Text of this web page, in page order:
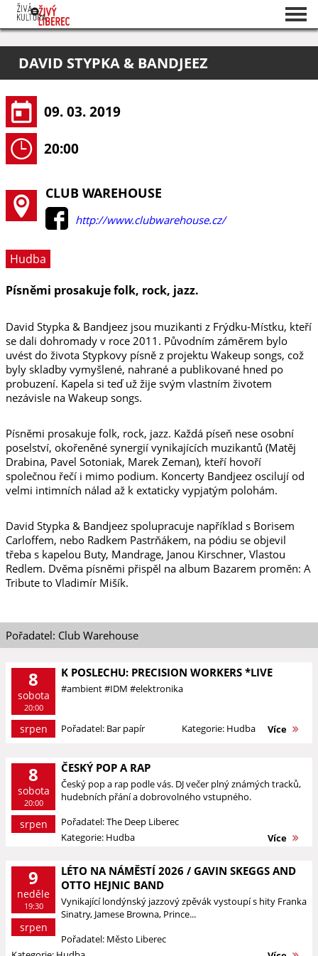
O projektu
Pořadatelé
DAVID STYPKA & BANDJEEZ
09. 03. 2019
20:00
CLUB WAREHOUSE
http://www.clubwarehouse.cz/
Hudba
Písněmi prosakuje folk, rock, jazz.
David Stypka & Bandjeez jsou muzikanti z Frýdku-Místku, kteří
se dali dohromady v roce 2011. Původním záměrem bylo
uvést do života Stypkovy písně z projektu Wakeup songs, což
byly skladby vymyšlené, nahrané a publikované hned po
probuzení. Kapela si teď už žije svým vlastním životem
nezávisle na Wakeup songs.
Písněmi prosakuje folk, rock, jazz. Každá píseň nese osobní
poselství, okořeněné synergií vynikajících muzikantů (Matěj
Drabina, Pavel Sotoniak, Marek Zeman), kteří hovoří
společnou řečí i mimo podium. Koncerty Bandjeez oscilují od
velmi intimních nálad až k extaticky vypjatým polohám.
David Stypka & Bandjeez spolupracuje například s Borisem
Carloffem, nebo Radkem Pastrňákem, na pódiu se objevil
třeba s kapelou Buty, Mandrage, Janou Kirschner, Vlastou
Redlem. Dvěma písněmi přispěl na album Bazarem proměn: A
Tribute to Vladimír Mišík.
Pořadatel: Club Warehouse
8
sobota
20:00
srpen
K POSLECHU: PRECISION WORKERS *LIVE
#ambient #IDM #elektronika
Pořadatel: Bar papír Kategorie: Hudba Více
8
sobota
20:00
srpen
ČESKÝ POP A RAP
Český pop a rap podle vás. DJ večer plný známých tracků,
hudebních přání a dobrovolného vstupného.
Pořadatel: The Deep Liberec
Kategorie: Hudba
Více
9
neděle
19:30
srpen
LÉTO NA NÁMĚSTÍ 2026 / GAVIN SKEGGS AND
OTTO HEJNIC BAND
Vynikající londýnský jazzový zpěvák vystoupí s hity Franka
Sinatry, Jamese Browna, Prince...
Pořadatel: Město Liberec